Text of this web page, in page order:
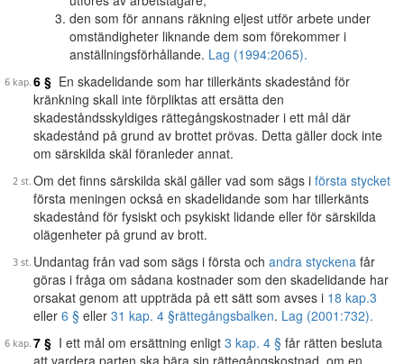
den som för annans räkning eljest utför arbete under
omständigheter liknande dem som förekommer i
anställningsförhållande. Lag (1994:2065).
6 § En skadelidande som har tillerkänts skadestånd för
kränkning skall inte förpliktas att ersätta den
skadeståndsskyldiges rättegångskostnader i ett mål där
skadestånd på grund av brottet prövas. Detta gäller dock inte
om särskilda skäl föranleder annat.
Om det finns särskilda skäl gäller vad som sägs i första stycket
första meningen också en skadelidande som har tillerkänts
skadestånd för fysiskt och psykiskt lidande eller för särskilda
olägenheter på grund av brott.
Undantag från vad som sägs i första och andra styckena får
göras i fråga om sådana kostnader som den skadelidande har
orsakat genom att uppträda på ett sätt som avses i 18 kap.3
eller 6 § eller 31 kap. 4 §rättegångsbalken. Lag (2001:732).
7 § I ett mål om ersättning enligt 3 kap. 4 § får rätten besluta
att vardera parten ska bära sin rättegångskostnad, om en